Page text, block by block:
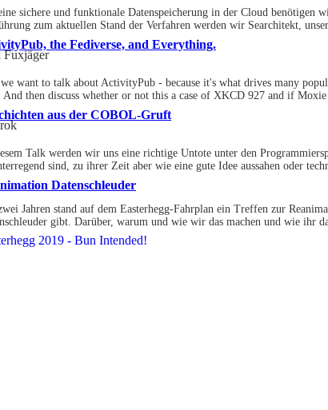
sichere und funktionale Datenspeicherung in der Cloud benötigen
zum aktuellen Stand der Verfahren werden wir Searchitekt,
the Fediverse, and Everything.
Fuxjäger
want to talk about ActivityPub - because it's what drives many
And then discuss whether or not this a case of XKCD 927 and if
aus der COBOL-Gruft
Talk werden wir uns eine richtige Untote unter den
sind, zu ihrer Zeit aber wie eine gute Idee aussahen oder
Datenschleuder
Jahren stand auf dem Easterhegg-Fahrplan ein Treffen zur
gibt. Darüber, warum und wie wir das machen und wie ihr